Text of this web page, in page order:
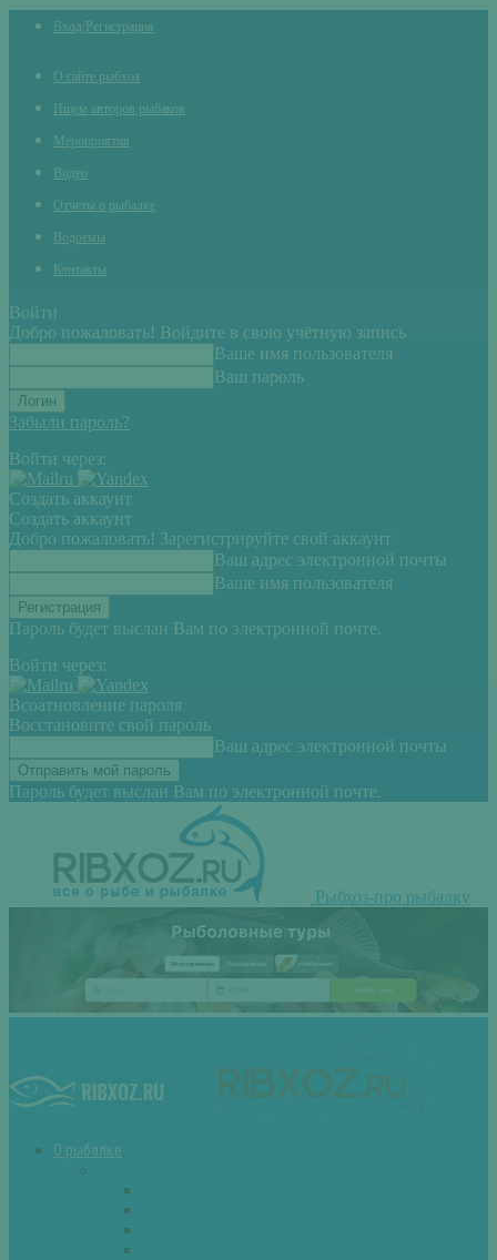
Вход/Регистрация
О сайте рыбхоз
Ищем авторов рыбаков
Мероприятия
Видео
Отчеты о рыбалке
Водоемы
Контакты
Войти
Добро пожаловать! Войдите в свою учётную запись
Ваше имя пользователя
Ваш пароль
Забыли пароль?
Войти через:
Создать аккаунт
Создать аккаунт
Добро пожаловать! Зарегистрируйте свой аккаунт
Ваш адрес электронной почты
Ваше имя пользователя
Пароль будет выслан Вам по электронной почте.
Войти через:
Всоатновление пароля
Восстановите свой пароль
Ваш адрес электронной почты
Пароль будет выслан Вам по электронной почте.
Рыбхоз-про рыбалку
О рыбалке